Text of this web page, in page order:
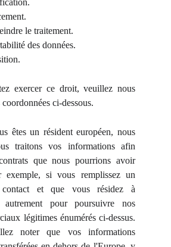
le traitement.
des données.
exercer ce droit, veuillez nous
ci-dessous.
êtes un résident européen, nous
traitons vos informations afin
que nous pourrions avoir
exemple, si vous remplissez un
et que vous résidez à
autrement pour poursuivre nos
légitimes énumérés ci-dessus.
noter que vos informations